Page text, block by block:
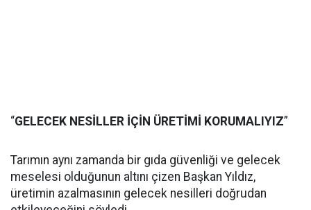
“GELECEK NESİLLER İÇİN ÜRETİMİ KORUMALIYIZ”
Tarımın aynı zamanda bir gıda güvenliği ve gelecek
meselesi olduğunun altını çizen Başkan Yıldız,
üretimin azalmasının gelecek nesilleri doğrudan